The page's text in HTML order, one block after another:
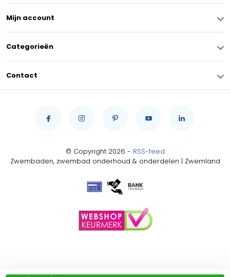
Mijn account
Categorieën
Contact
© Copyright 2026 - RSS-feed
Zwembaden, zwembad onderhoud & onderdelen | Zwemland